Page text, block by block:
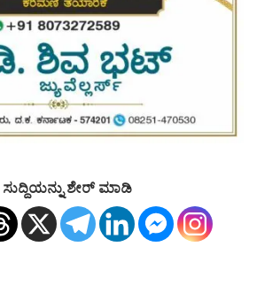
ಶೇರ್ ಮಾಡಿ